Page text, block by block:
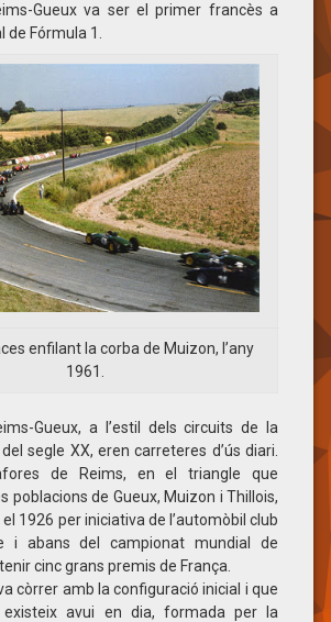
Gueux va ser el primer francès a
Fórmula 1.
enfilant la corba de Muizon, l’any
1961.
Gueux, a l’estil dels circuits de la
segle XX, eren carreteres d’ús diari.
de Reims, en el triangle que
poblacions de Gueux, Muizon i Thillois,
1926 per iniciativa de l’automòbil club
i abans del campionat mundial de
cinc grans premis de França.
còrrer amb la configuració inicial i que
avui en dia, formada per la